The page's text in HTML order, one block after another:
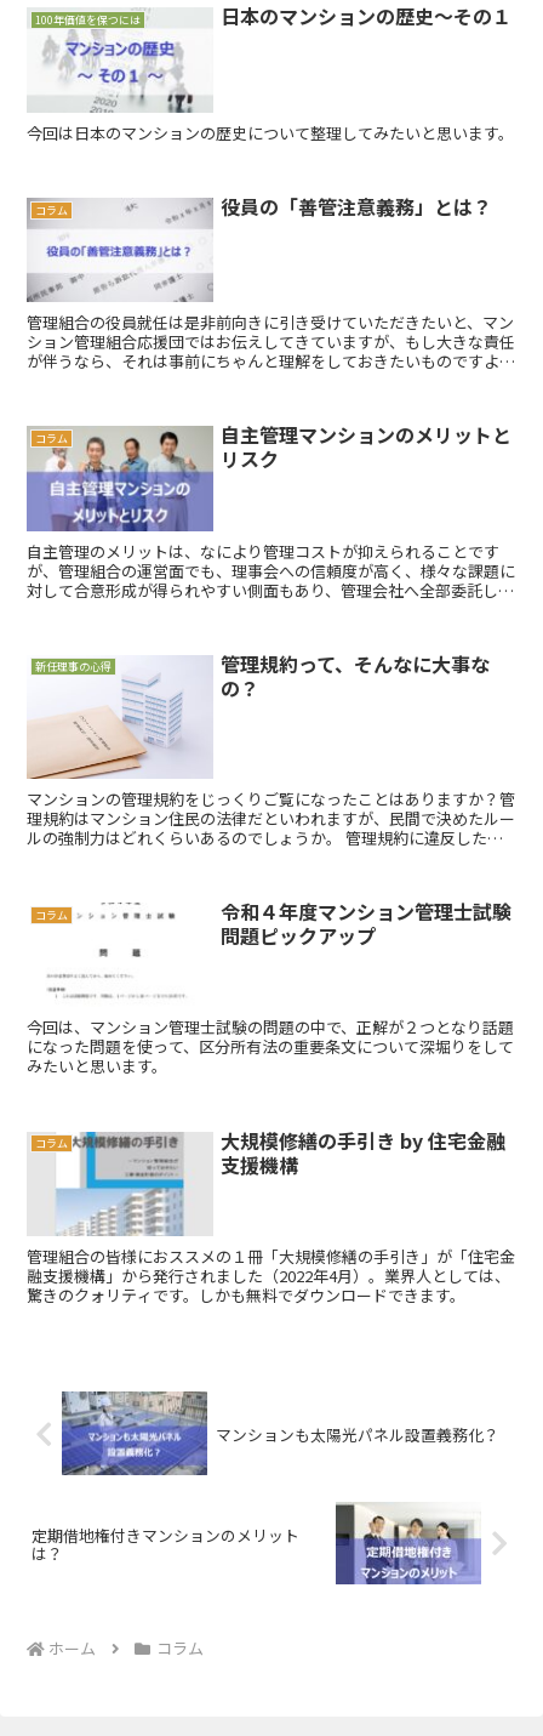
100年価値を保つには 日本のマンションの歴史～その１
今回は日本のマンションの歴史について整理してみたいと思います。
コラム 役員の「善管注意義務」とは？
管理組合の役員就任は是非前向きに引き受けていただきたいと、マン
ション管理組合応援団ではお伝えしてきていますが、もし大きな責任
が伴うなら、それは事前にちゃんと理解をしておきたいものですよ
コラム
自主管理マンションのメリットと
リスク
自主管理のメリットは、なにより管理コストが抑えられることです
が、管理組合の運営面でも、理事会への信頼度が高く、様々な課題に
対して合意形成が得られやすい側面もあり、管理会社へ全部委託して
新任理事の心得
管理規約って、そんなに大事な
の？
マンションの管理規約をじっくりご覧になったことはありますか？管
理規約はマンション住民の法律だといわれますが、民間で決めたルー
ルの強制力はどれくらいあるのでしょうか。 管理規約に違反した場
コラム
令和４年度マンション管理士試験
問題ピックアップ
今回は、マンション管理士試験の問題の中で、正解が２つとなり話題
になった問題を使って、区分所有法の重要条文について深堀りをして
みたいと思います。
コラム
大規模修繕の手引き by 住宅金融
支援機構
管理組合の皆様におススメの１冊「大規模修繕の手引き」が「住宅金
融支援機構」から発行されました（2022年4月）。業界人としては、
驚きのクォリティです。しかも無料でダウンロードできます。
マンションも太陽光パネル設置義務化？
定期借地権付きマンションのメリット
は？
ホーム コラム